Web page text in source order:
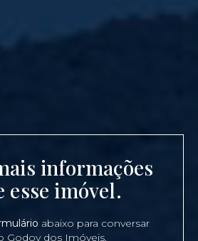
informações
esse imóvel.
abaixo para conversar
Godoy dos Imóveis.